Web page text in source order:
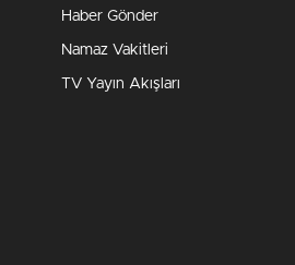
Haber Gönder
Namaz Vakitleri
TV Yayın Akışları